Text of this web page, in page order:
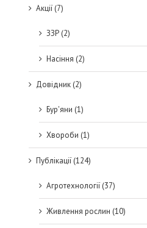
Акції (7)
ЗЗР (2)
Насіння (2)
Довідник (2)
Бур'яни (1)
Хвороби (1)
Публікації (124)
Агротехнології (37)
Живлення рослин (10)